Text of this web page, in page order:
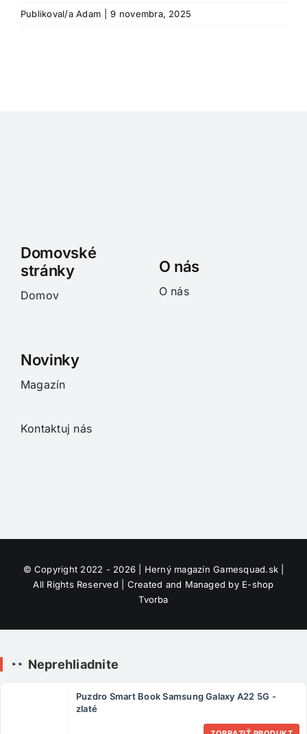
Publikoval/aAdam 9 novembra, 2025
Domovské
stránky
Domov
O nás
O nás
Novinky
Magazín
Kontaktuj nás
© Copyright 2022 - 2026 | Herný magazínGamesquad.sk
All Rights Reserved | Created and Managed by E-shop
Tvorba
Neprehliadnite
Puzdro Smart Book Samsung Galaxy A22 5G -
zlaté